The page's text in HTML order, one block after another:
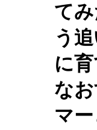
て
う
に
な
マー